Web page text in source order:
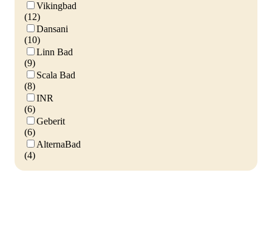
Vikingbad
(12)
Dansani
(10)
Linn Bad
(9)
Scala Bad
(8)
INR
(6)
Geberit
(6)
AlternaBad
(4)